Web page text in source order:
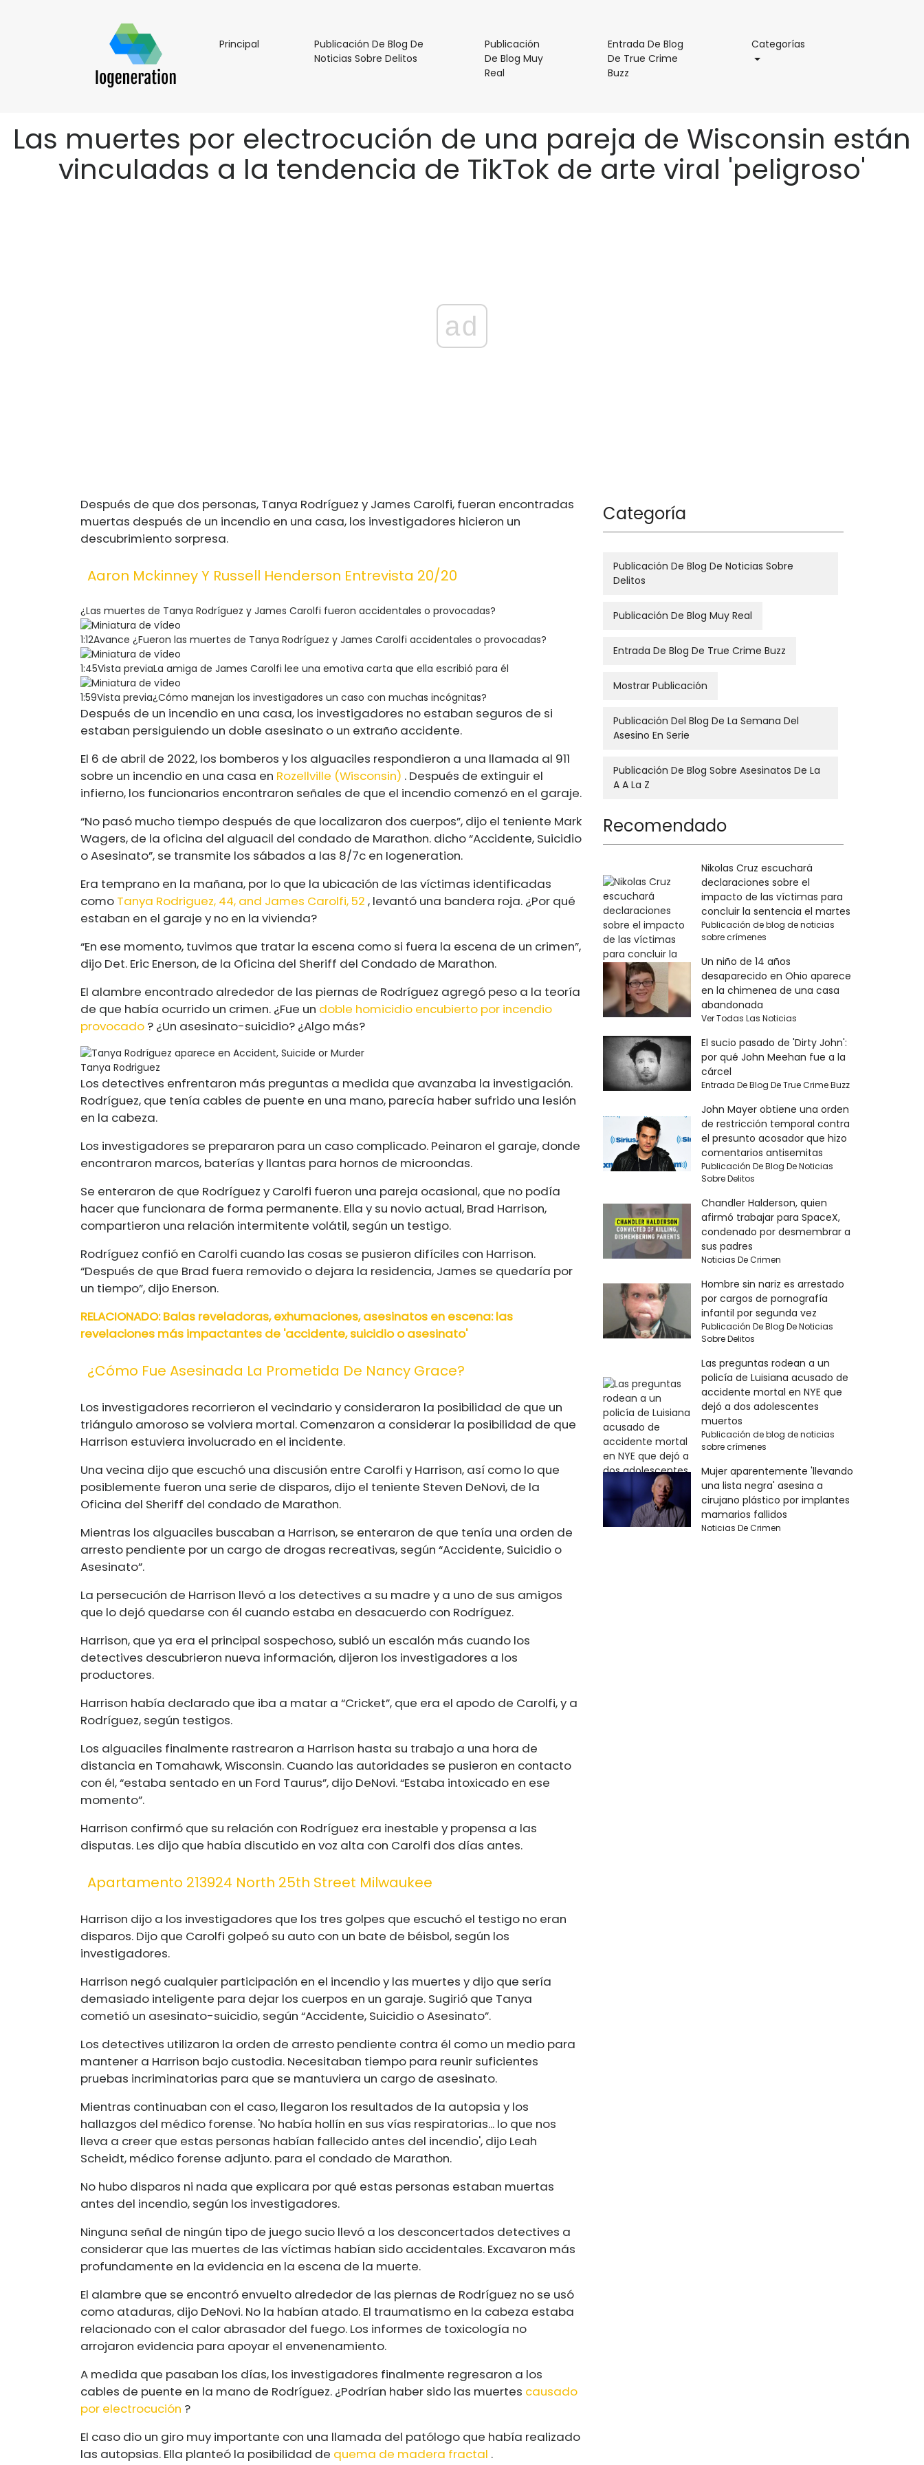
PrincipalPrincipal
Publicación De Blog De
Noticias Sobre DelitosPublicación
Delitos
Publicación
De Blog Muy
Real
Entrada De Blog
De True Crime
BuzzEntrada
Crime
Buzz
Categorías
Las muertes por electrocución de una pareja de Wisconsin están
vinculadas a la tendencia de TikTok de arte viral 'peligroso'
ad
Después de que dos personas, Tanya Rodríguez y James Carolfi, fueran encontradas
muertas después de un incendio en una casa, los investigadores hicieron un
descubrimiento sorpresa.
Aaron Mckinney Y Russell Henderson Entrevista 20/20
¿Las muertes de Tanya Rodríguez y James Carolfi fueron accidentales o provocadas?
1:12Avance ¿Fueron las muertes de Tanya Rodríguez y James Carolfi accidentales o provocadas?
1:45Vista previaLa amiga de James Carolfi lee una emotiva carta que ella escribió para él
1:59Vista previa¿Cómo manejan los investigadores un caso con muchas incógnitas?
Después de un incendio en una casa, los investigadores no estaban seguros de si
estaban persiguiendo un doble asesinato o un extraño accidente.
El 6 de abril de 2022, los bomberos y los alguaciles respondieron a una llamada al 911
sobre un incendio en una casa en Rozellville (Wisconsin) . Después de extinguir el
infierno, los funcionarios encontraron señales de que el incendio comenzó en el garaje.
“No pasó mucho tiempo después de que localizaron dos cuerpos”, dijo el teniente Mark
Wagers, de la oficina del alguacil del condado de Marathon. dicho“Accidente, Suicidio
o Asesinato”, se transmite los sábados a las 8/7c en Iogeneration.
Era temprano en la mañana, por lo que la ubicación de las víctimas identificadas
como Tanya Rodriguez, 44, and James Carolfi, 52 , levantó una bandera roja. ¿Por qué
estaban en el garaje y no en la vivienda?
“En ese momento, tuvimos que tratar la escena como si fuera la escena de un crimen”,
dijo Det. Eric Enerson, de la Oficina del Sheriff del Condado de Marathon.
El alambre encontrado alrededor de las piernas de Rodríguez agregó peso a la teoría
de que había ocurrido un crimen. ¿Fue un doble homicidio encubierto por incendio
provocado ? ¿Un asesinato-suicidio? ¿Algo más?
Tanya Rodriguez
Los detectives enfrentaron más preguntas a medida que avanzaba la investigación.
Rodríguez, que tenía cables de puente en una mano, parecía haber sufrido una lesión
en la cabeza.
Los investigadores se prepararon para un caso complicado. Peinaron el garaje, donde
encontraron marcos, baterías y llantas para hornos de microondas.
Se enteraron de que Rodríguez y Carolfi fueron una pareja ocasional, que no podía
hacer que funcionara de forma permanente. Ella y su novio actual, Brad Harrison,
compartieron una relación intermitente volátil, según un testigo.
Rodríguez confió en Carolfi cuando las cosas se pusieron difíciles con Harrison.
“Después de que Brad fuera removido o dejara la residencia, James se quedaría por
un tiempo”, dijo Enerson.
RELACIONADO: Balas reveladoras, exhumaciones, asesinatos en escena: las
revelaciones más impactantes de 'accidente, suicidio o asesinato'
¿Cómo Fue Asesinada La Prometida De Nancy Grace?
Los investigadores recorrieron el vecindario y consideraron la posibilidad de que un
triángulo amoroso se volviera mortal. Comenzaron a considerar la posibilidad de que
Harrison estuviera involucrado en el incidente.
Una vecina dijo que escuchó una discusión entre Carolfi y Harrison, así como lo que
posiblemente fueron una serie de disparos, dijo el teniente Steven DeNovi, de la
Oficina del Sheriff del condado de Marathon.
Mientras los alguaciles buscaban a Harrison, se enteraron de que tenía una orden de
arresto pendiente por un cargo de drogas recreativas, según “Accidente, Suicidio o
Asesinato”.
La persecución de Harrison llevó a los detectives a su madre y a uno de sus amigos
que lo dejó quedarse con él cuando estaba en desacuerdo con Rodríguez.
Harrison, que ya era el principal sospechoso, subió un escalón más cuando los
detectives descubrieron nueva información, dijeron los investigadores a los
productores.
Harrison había declarado que iba a matar a “Cricket”, que era el apodo de Carolfi, y a
Rodríguez, según testigos.
Los alguaciles finalmente rastrearon a Harrison hasta su trabajo a una hora de
distancia en Tomahawk, Wisconsin. Cuando las autoridades se pusieron en contacto
con él, “estaba sentado en un Ford Taurus”, dijo DeNovi. “Estaba intoxicado en ese
momento”.
Harrison confirmó que su relación con Rodríguez era inestable y propensa a las
disputas. Les dijo que había discutido en voz alta con Carolfi dos días antes.
Apartamento 213924 North 25th Street Milwaukee
Harrison dijo a los investigadores que los tres golpes que escuchó el testigo no eran
disparos. Dijo que Carolfi golpeó su auto con un bate de béisbol, según los
investigadores.
Harrison negó cualquier participación en el incendio y las muertes y dijo que sería
demasiado inteligente para dejar los cuerpos en un garaje. Sugirió que Tanya
cometió un asesinato-suicidio, según “Accidente, Suicidio o Asesinato”.
Los detectives utilizaron la orden de arresto pendiente contra él como un medio para
mantener a Harrison bajo custodia. Necesitaban tiempo para reunir suficientes
pruebas incriminatorias para que se mantuviera un cargo de asesinato.
Mientras continuaban con el caso, llegaron los resultados de la autopsia y los
hallazgos del médico forense. 'No había hollín en sus vías respiratorias... lo que nos
lleva a creer que estas personas habían fallecido antes del incendio', dijo Leah
Scheidt, médico forense adjunto. para el condado de Marathon.
No hubo disparos ni nada que explicara por qué estas personas estaban muertas
antes del incendio, según los investigadores.
Ninguna señal de ningún tipo de juego sucio llevó a los desconcertados detectives a
considerar que las muertes de las víctimas habían sido accidentales. Excavaron más
profundamente en la evidencia en la escena de la muerte.
El alambre que se encontró envuelto alrededor de las piernas de Rodríguez no se usó
como ataduras, dijo DeNovi. No la habían atado. El traumatismo en la cabeza estaba
relacionado con el calor abrasador del fuego. Los informes de toxicología no
arrojaron evidencia para apoyar el envenenamiento.
A medida que pasaban los días, los investigadores finalmente regresaron a los
cables de puente en la mano de Rodríguez. ¿Podrían haber sido las muertes causado
por electrocución ?
El caso dio un giro muy importante con una llamada del patólogo que había realizado
las autopsias. Ella planteó la posibilidad de quema de madera fractal .
Categoría
Publicación De Blog De Noticias Sobre
Delitos
Publicación De Blog Muy Real
Entrada De Blog De True Crime Buzz
Mostrar Publicación
Publicación Del Blog De La Semana Del
Asesino En Serie
Publicación De Blog Sobre Asesinatos De La
A A La Z
Recomendado
Nikolas Cruz escuchará
declaraciones sobre el
impacto de las víctimas para
concluir la sentencia el martes
Publicación de blog de noticias
sobre crímenes
Un niño de 14 años
desaparecido en Ohio aparece
en la chimenea de una casa
abandonada
Ver Todas Las Noticias
El sucio pasado de 'Dirty John':
por qué John Meehan fue a la
cárcel
Entrada De Blog De True Crime Buzz
John Mayer obtiene una orden
de restricción temporal contra
el presunto acosador que hizo
comentarios antisemitas
Publicación De Blog De Noticias
Sobre Delitos
Chandler Halderson, quien
afirmó trabajar para SpaceX,
condenado por desmembrar a
sus padres
Noticias De Crimen
Hombre sin nariz es arrestado
por cargos de pornografía
infantil por segunda vez
Publicación De Blog De Noticias
Sobre Delitos
Las preguntas rodean a un
policía de Luisiana acusado de
accidente mortal en NYE que
dejó a dos adolescentes
muertos
Publicación de blog de noticias
sobre crímenes
Mujer aparentemente 'llevando
una lista negra' asesina a
cirujano plástico por implantes
mamarios fallidos
Noticias De Crimen